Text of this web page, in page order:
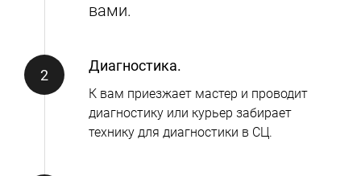
вами.
Диагностика.
К вам приезжает мастер и проводит
диагностику или курьер забирает
технику для диагностики в СЦ.